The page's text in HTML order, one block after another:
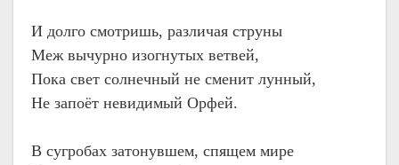
И долго смотришь, различая струны
Меж вычурно изогнутых ветвей,
Пока свет солнечный не сменит лунный,
Не запоёт невидимый Орфей.
В сугробах затонувшем, спящем мире